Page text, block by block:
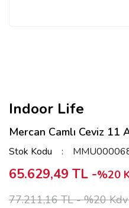
Indoor Life
Mercan Camlı Ceviz 11
Stok Kodu
65.629,49 TL -%20
77.211,16 TL -%20